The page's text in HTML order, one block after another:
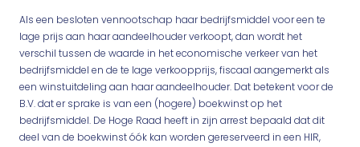
Als een besloten vennootschap haar bedrijfsmiddel voor een te
lage prijs aan haar aandeelhouder verkoopt, dan wordt het
verschil tussen de waarde in het economische verkeer van het
bedrijfsmiddel en de te lage verkoopprijs, fiscaal aangemerkt als
een winstuitdeling aan haar aandeelhouder. Dat betekent voor de
B.V. dat er sprake is van een (hogere) boekwinst op het
bedrijfsmiddel. De Hoge Raad heeft in zijn arrest bepaald dat dit
deel van de boekwinst óók kan worden gereserveerd in een HIR,